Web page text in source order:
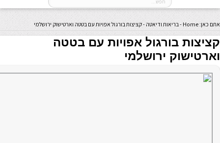
אתם כאן: Home
-בריאות ודיאטה -קציצות בורגול אפויות עם בטטה וארטישוק ירושלמי
קציצות בורגול אפויות עם בטטה
וארטישוק ירושלמי